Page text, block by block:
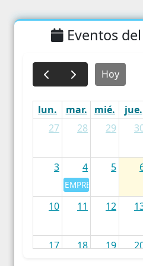
Eventos
Hoy
lun. mar. mié. jue.
27
28 29
3 4
EMPRESAS -
5
10 11 12
17 18 19